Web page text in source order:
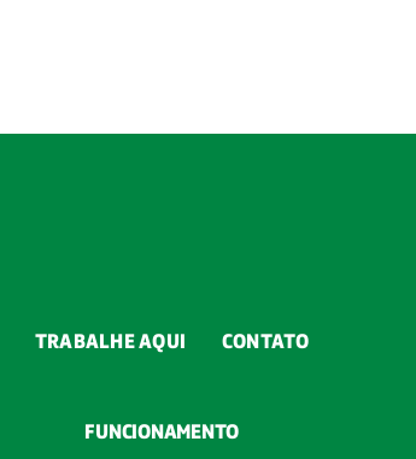
TRABALHE AQUI CONTATO
FUNCIONAMENTO